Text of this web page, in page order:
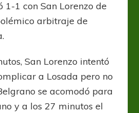
1-1 con San Lorenzo de
arbitraje de
San Lorenzo intentó
a Losada pero no
se acomodó para
y a los 27 minutos el